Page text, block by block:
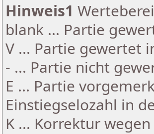
Hinweis1
blank ... Partie
V ... Partie gewertet
- ... Partie nicht
E ... Partie
Einstiegselozahl in
K ... Korrektur